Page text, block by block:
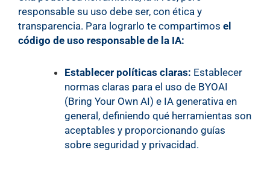
responsable su uso debe ser, con ética y
transparencia. Para lograrlo te compartimos el
código de uso responsable de la IA:
Establecer políticas claras: Establecer
normas claras para el uso de BYOAI
(Bring Your Own AI) e IA generativa en
general, definiendo qué herramientas son
aceptables y proporcionando guías
sobre seguridad y privacidad.